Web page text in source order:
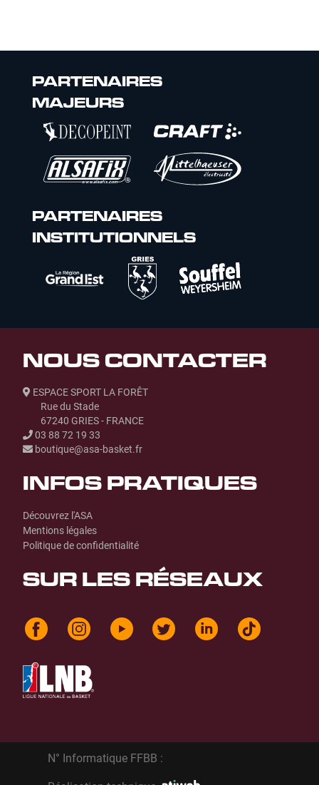
PARTENAIRES
MAJEURS
PARTENAIRES
INSTITUTIONNELS
NOUS CONTACTER
ESPACE SPORT LA FORÊT
Rue du Stade
67240 GRIES - FRANCE
03 88 72 19 33
boutique@asa-basket.fr
INFOS PRATIQUES
Découvrez l'ASA
Mentions légales
Politique de confidentialité
SUR LES RÉSEAUX
N° Informatique FFBB :